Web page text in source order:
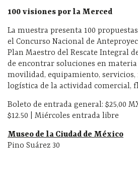
100 visiones por la Merced
La muestra presenta 100
el Concurso Nacional de
Plan Maestro del Rescate Integral
de encontrar soluciones en materia
movilidad, equipamiento,
logística de la actividad comercial,
Boleto de entrada general: $25,00
$12.50 | Miércoles entrada libre
Museo de la Ciudad de México
Pino Suárez 30